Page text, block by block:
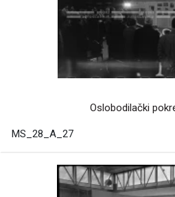
Oslobodilački
MS_28_A_27